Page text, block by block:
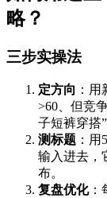
略？
三步实操法
定方向 ：
>60、但竞
子短裤穿搭
测标题 ：
输入进去，
布。
复盘优化：